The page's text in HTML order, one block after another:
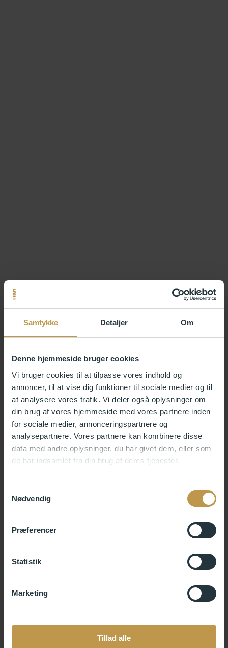
Samtykke Detaljer Om
Denne hjemmeside bruger cookies
Vi bruger cookies til at tilpasse vores indhold og
annoncer, til at vise dig funktioner til sociale medier og til
at analysere vores trafik. Vi deler også oplysninger om
din brug af vores hjemmeside med vores partnere inden
for sociale medier, annonceringspartnere og
analysepartnere. Vores partnere kan kombinere disse
data med andre oplysninger, du har givet dem, eller som
de har indsamlet fra din brug af deres tjenester.
Nødvendig
Præferencer
Statistik
Marketing
Tillad alle